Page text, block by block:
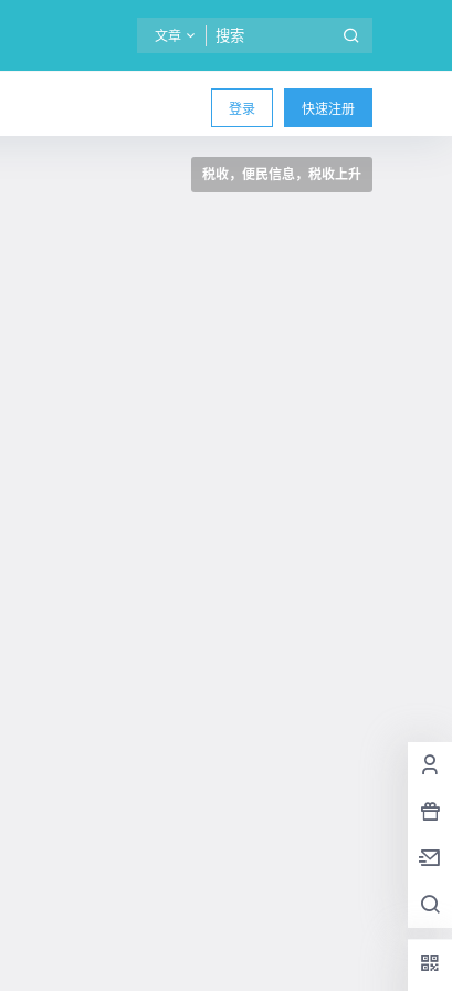
文章
登录 快速注册
税收，便民信息，税收上升